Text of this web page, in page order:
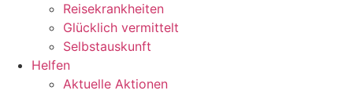
Reisekrankheiten
Glücklich vermittelt
Selbstauskunft
Helfen
Aktuelle Aktionen